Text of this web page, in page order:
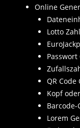
Online
Lotto
QR Code
Kopf
Lorem